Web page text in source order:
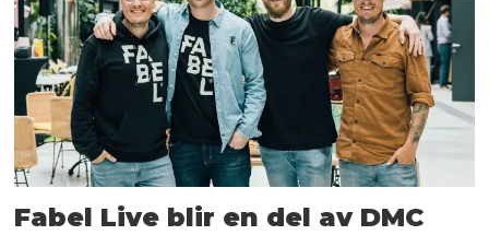
Fabel Live blir en del av DMC